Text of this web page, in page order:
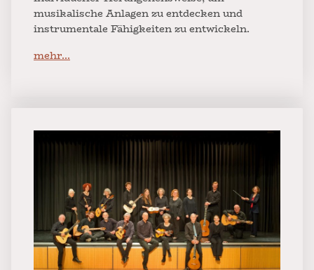
musikalische Anlagen zu entdecken und
instrumentale Fähigkeiten zu entwickeln.
mehr...